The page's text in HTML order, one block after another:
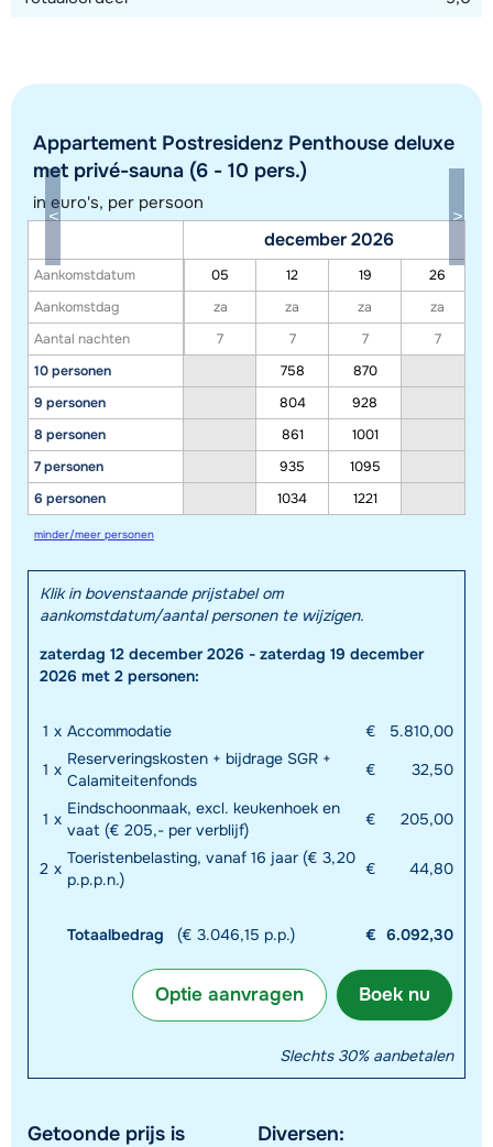
Toon alle accommodaties in dit gebied
Deze kaart geeft een indicatie van de ligging van onze accommodaties. De
exacte locatie kan enigszins afwijken.
Appartement Postresidenz Penthouse deluxe
met privé-sauna (6 - 10 pers.)
in euro's, per persoon
Aankomstdatum
Aankomstdag
Aantal nachten
10 personen
9 personen
8 personen
7 personen
6 personen
december 2026
05 12 19
26
za
za za
za
7
7 7
7
758
870
804
928
861
1001
935
1095
1034
1221
minder/meer personen
Klik in bovenstaande prijstabel om
aankomstdatum/aantal personen te wijzigen.
zaterdag 12 december 2026 - zaterdag 19 december
2026 met 2 personen:
1 x Accommodatie €
5.810,00
1 x
Reserveringskosten + bijdrage SGR +
Calamiteitenfonds
€ 32,50
1 x
Eindschoonmaak, excl. keukenhoek en
vaat (€ 205,- per verblijf)
€ 205,00
2 x
Toeristenbelasting, vanaf 16 jaar (€ 3,20
p.p.p.n.)
€ 44,80
Totaalbedrag (€ 3.046,15 p.p.) € 6.092,30
Boek nu
Optie aanvragen
Slechts 30% aanbetalen
Getoonde prijs is
Diversen: